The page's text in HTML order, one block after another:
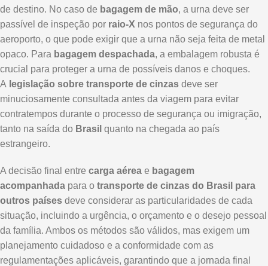
de destino. No caso de bagagem de mão, a urna deve ser
passível de inspeção por raio-X nos pontos de segurança do
aeroporto, o que pode exigir que a urna não seja feita de metal
opaco. Para bagagem despachada, a embalagem robusta é
crucial para proteger a urna de possíveis danos e choques.
A legislação sobre transporte de cinzas deve ser
minuciosamente consultada antes da viagem para evitar
contratempos durante o processo de segurança ou imigração,
tanto na saída do Brasil quanto na chegada ao país
estrangeiro.
A decisão final entre carga aérea e bagagem
acompanhada para o transporte de cinzas do Brasil para
outros países deve considerar as particularidades de cada
situação, incluindo a urgência, o orçamento e o desejo pessoal
da família. Ambos os métodos são válidos, mas exigem um
planejamento cuidadoso e a conformidade com as
regulamentações aplicáveis, garantindo que a jornada final